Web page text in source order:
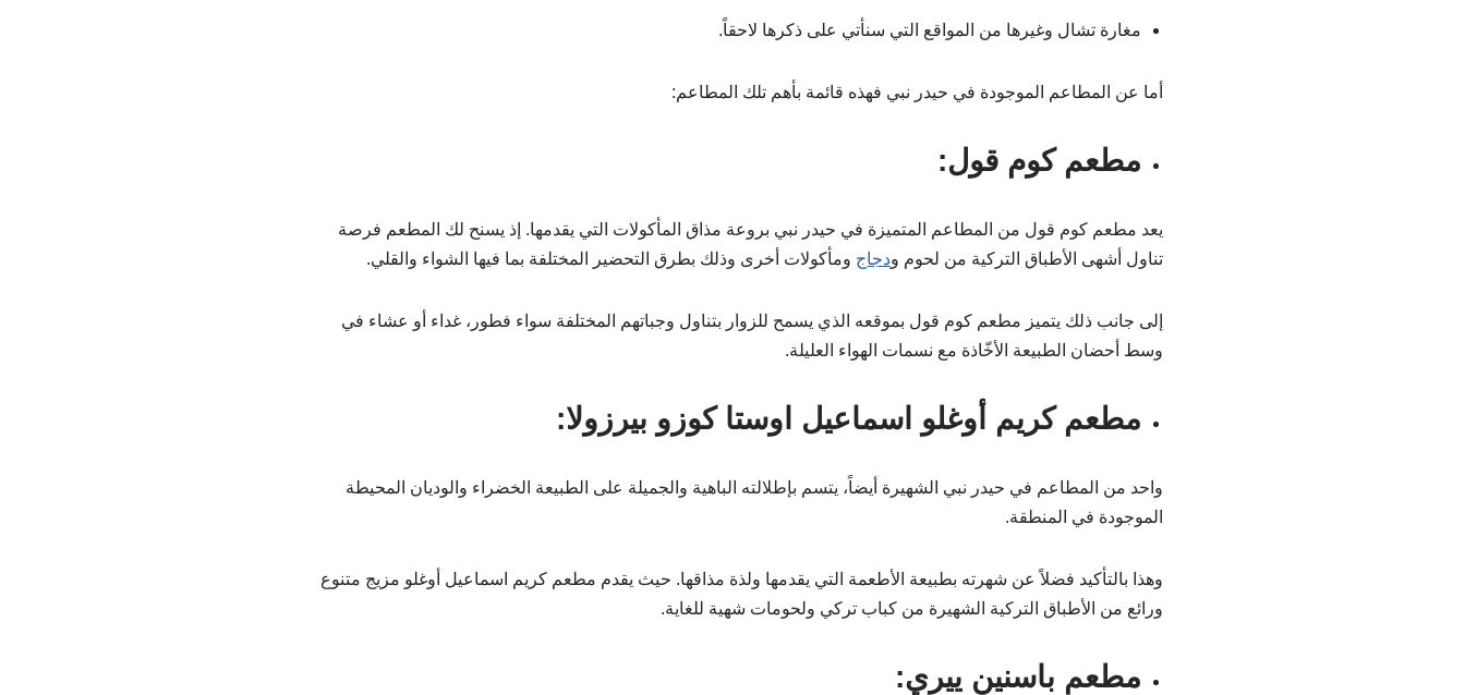
مغارة تشال وغيرها من المواقع التي سنأتي على ذكرها لاحقاً.
أما عن المطاعم الموجودة في حيدر نبي فهذه قائمة بأهم تلك المطاعم:
مطعم كوم قول:
يعد مطعم كوم قول من المطاعم المتميزة في حيدر نبي بروعة مذاق المأكولات التي يقدمها. إذ يسنح لك المطعم فرصة
تناول أشهى الأطباق التركية من لحوم ودجاج ومأكولات أخرى وذلك بطرق التحضير المختلفة بما فيها الشواء والقلي.
إلى جانب ذلك يتميز مطعم كوم قول بموقعه الذي يسمح للزوار بتناول وجباتهم المختلفة سواء فطور، غداء أو عشاء في
وسط أحضان الطبيعة الأخّاذة مع نسمات الهواء العليلة.
مطعم كريم أوغلو اسماعيل اوستا كوزو بيرزولا:
واحد من المطاعم في حيدر نبي الشهيرة أيضاً، يتسم بإطلالته الباهية والجميلة على الطبيعة الخضراء والوديان المحيطة
الموجودة في المنطقة.
وهذا بالتأكيد فضلاً عن شهرته بطبيعة الأطعمة التي يقدمها ولذة مذاقها. حيث يقدم مطعم كريم اسماعيل أوغلو مزيج متنوع
ورائع من الأطباق التركية الشهيرة من كباب تركي ولحومات شهية للغاية.
مطعم باسنين ييري: